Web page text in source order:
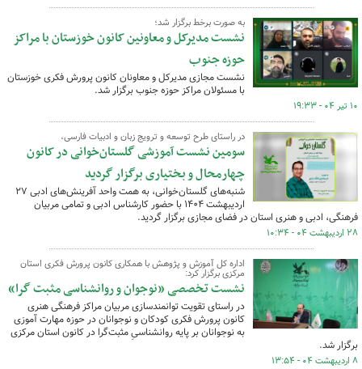
به صورت برخط برگزار شد؛
نشست مدیرکل و معاونین کانون خوزستان با مراکز
حوزه جنوب
نشست مجازی مدیرکل و معاونان کانون پرورش فکری خوزستان
با مسئولان مراکز حوزه جنوب برگزار شد.
۱۰ تیر ۰۴ - ۱۹:۳۳
در راستای طرح توسعه و ترویج زبان و ادبیات فارسی،
سومین نشست آموزشی گلستان‌خوانی در کانون
چهارمحال و بختیاری برگزار گردید
شنبه‌های گلستان‌خوانی، به همت واحد آفرینش‌های ادبی ۲۷
اردیبهشت ۱۴۰۴ با حضور کارشناس ادبی و تمامی مربیان
فرهنگی، ادبی و هنری استان در فضای مجازی برگزار گردید.
۲۸ اردیبهشت ۰۴ - ۱۰:۳۴
اداره کل آموزش و پژوهش با همکاری کانون پرورش فکری استان
مرکزی برگزار کرد:
نشست تخصصی «نوجوان و روانشناسی مثبت گرا»
در راستای تقویت توانمندسازی مربیان مراکز فرهنگی هنری
کانون پرورش فکری کودکان و نوجوانان در حوزه مهارت آموزی
به نوجوانان بر پایه روانشناسیِ مثبت‌گرا در کانون استان مرکزی
برگزار شد.
۸ اردیبهشت ۰۴ - ۱۳:۵۴